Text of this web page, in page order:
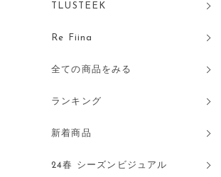
TLUSTEEK
Re Fiina
全ての商品をみる
ランキング
新着商品
24春 シーズンビジュアル